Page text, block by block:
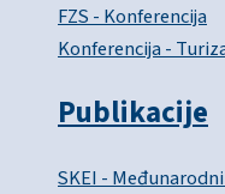
FZS - Konferencija
Konferencija -
Publikacije
SKEI -